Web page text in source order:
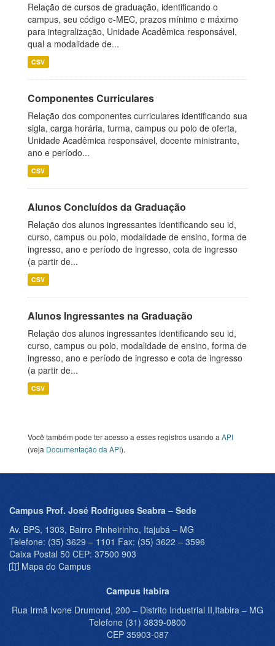
Relação de cursos de graduação, identificando o
campus, seu código e-MEC, prazos mínimo e máximo
para integralização, Unidade Acadêmica responsável,
qual a modalidade de...
CSV
Componentes Curriculares
Relação dos componentes curriculares identificando sua
sigla, carga horária, turma, campus ou polo de oferta,
Unidade Acadêmica responsável, docente ministrante,
ano e período...
CSV
Alunos Concluídos da Graduação
Relação dos alunos ingressantes identificando seu id,
curso, campus ou polo, modalidade de ensino, forma de
ingresso, ano e período de ingresso, cota de ingresso
(a partir de...
CSV
Alunos Ingressantes na Graduação
Relação dos alunos ingressantes identificando seu id,
curso, campus ou polo, modalidade de ensino, forma de
ingresso, ano e período de ingresso e cota de ingresso
(a partir de...
CSV
Você também pode ter acesso a esses registros usando a API
(veja Documentação da API).
Campus Prof. José Rodrigues Seabra – Sede
Av. BPS, 1303, Bairro Pinheirinho, Itajubá – MG
Telefone: (35) 3629 – 1101 Fax: (35) 3622 – 3596
Caixa Postal 50 CEP: 37500 903
Mapa do Campus
Campus Itabira
Rua Irmã Ivone Drumond, 200 – Distrito Industrial II,Itabira – MG
Telefone (31) 3839-0800
CEP 35903-087